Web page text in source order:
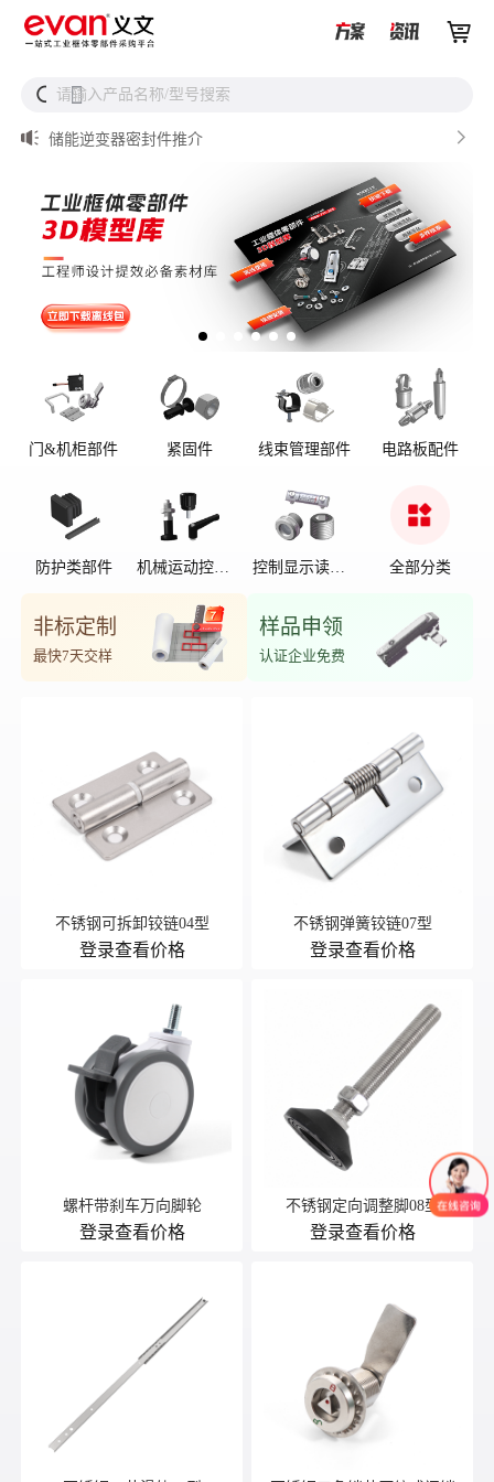

 
请输入产品名称/型号搜索
从液冷接头到松不脱螺钉，义文一站式服务器液冷零部件
解决方案
储能逆变器密封件推介 
UQD vs UQDB怎么选？数据中心液冷接头选型（含OCP标
准对比）
门&机柜部件 紧固件 线束管理部件 电路板配件
防护类部件
机械运动控制
控制显示读数
全部分类
非标定制
最快7天交样
样品申领
认证企业免费
不锈钢可拆卸铰链04型
登录查看价格
不锈钢弹簧铰链07型
登录查看价格
螺杆带刹车万向脚轮
登录查看价格
不锈钢定向调整脚08型
登录查看价格